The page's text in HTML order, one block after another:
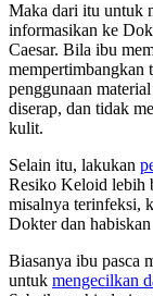
Maka dari itu untuk
informasikan ke
Caesar. Bila ibu
mempertimbangkan
penggunaan
diserap, dan tidak
kulit.
Selain itu, lakukan
Resiko Keloid lebih
misalnya terinfeksi,
Dokter dan
Biasanya ibu pasca
untuk mengecilkan